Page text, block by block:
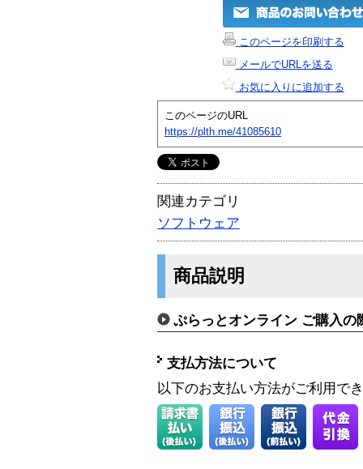
このページを印刷する
メールでURLを送る
お気に入りに追加する
このページのURL
https://plth.me/41085610
関連カテゴリ
ソフトウェア
商品説明
ぷらっとオンライン ご購入の
支払方法について
以下のお支払い方法がご利用で